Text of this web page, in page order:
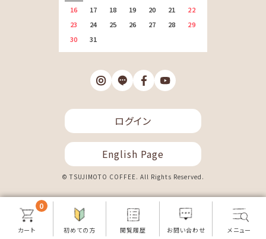
0
16
17 18 19 20 21
22
23
24 25 26 27 28
29
30
31
ログイン
English Page
© TSUJIMOTO COFFEE. All Rights Reserved.